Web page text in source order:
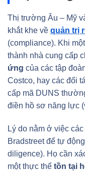
Thị trường Âu – Mỹ
khắt khe về quản trị
(compliance). Khi
thành nhà cung cấp
ứng của các tập
Costco, hay các đối
cấp mã DUNS
điền hồ sơ năng lực
Lý do nằm ở việc
Bradstreet để tự
diligence). Họ cần
một thực thể tồn tại